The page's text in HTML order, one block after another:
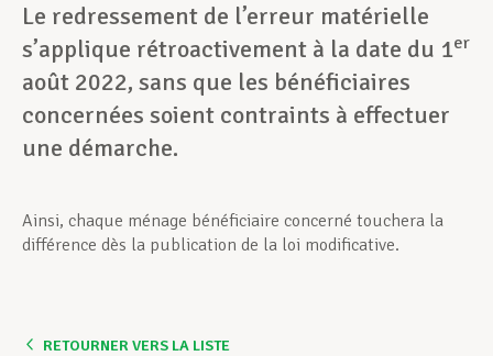
Le redressement de l’erreur matérielle
s’applique rétroactivement à la date du 1er
août 2022, sans que les bénéficiaires
concernées soient contraints à effectuer
une démarche.
Ainsi, chaque ménage bénéficiaire concerné touchera la
différence dès la publication de la loi modificative.
RETOURNER VERS LA LISTE